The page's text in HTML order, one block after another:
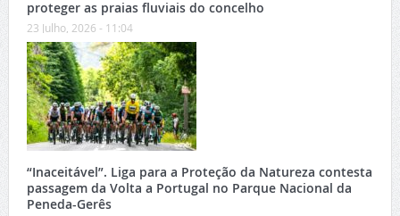
proteger as praias fluviais do concelho
23 Julho, 2026 - 11:04
“Inaceitável”. Liga para a Proteção da Natureza contesta
passagem da Volta a Portugal no Parque Nacional da
Peneda-Gerês